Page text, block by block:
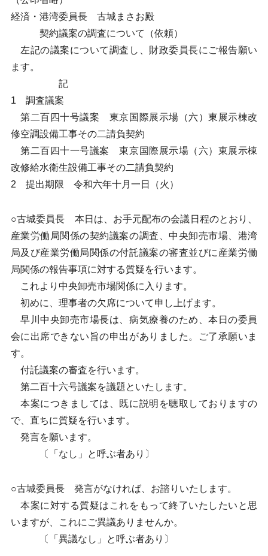
経済・港湾委員長 古城まさお殿
契約議案の調査について（依頼）
左記の議案について調査し、財政委員長にご報告願い
ます。
記
1 調査議案
第二百四十号議案 東京国際展示場（六）東展示棟改
修空調設備工事その二請負契約
第二百四十一号議案 東京国際展示場（六）東展示棟
改修給水衛生設備工事その二請負契約
2 提出期限 令和六年十月一日（火）
○古城委員長 本日は、お手元配布の会議日程のとおり、
産業労働局関係の契約議案の調査、中央卸売市場、港湾
局及び産業労働局関係の付託議案の審査並びに産業労働
局関係の報告事項に対する質疑を行います。
これより中央卸売市場関係に入ります。
初めに、理事者の欠席について申し上げます。
早川中央卸売市場長は、病気療養のため、本日の委員
会に出席できない旨の申出がありました。ご了承願いま
す。
付託議案の審査を行います。
第二百十六号議案を議題といたします。
本案につきましては、既に説明を聴取しておりますの
で、直ちに質疑を行います。
発言を願います。
〔「なし」と呼ぶ者あり〕
○古城委員長 発言がなければ、お諮りいたします。
本案に対する質疑はこれをもって終了いたしたいと思
いますが、これにご異議ありませんか。
〔「異議なし」と呼ぶ者あり〕